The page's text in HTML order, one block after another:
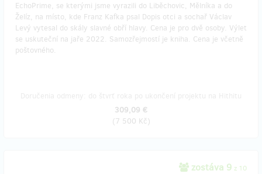
EchoPrime, se kterými jsme vyrazili do Liběchovic, Mělníka a do
Želíz, na místo, kde Franz Kafka psal Dopis otci a sochař Václav
Levý vytesal do skály slavné obří hlavy. Cena je pro dvě osoby. Výlet
se uskuteční na jaře 2022. Samozřejmostí je kniha. Cena je včetně
poštovného.
309,09 €
(7 500 Kč)
zostáva 9 z 10